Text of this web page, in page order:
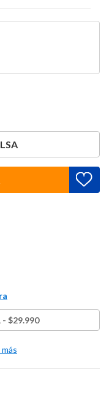
- $29.990